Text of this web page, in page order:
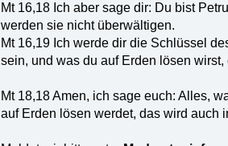
Mt 16,18 Ich aber sage dir: Du bist
werden sie nicht überwältigen.
Mt 16,19 Ich werde dir die Schlüssel
sein, und was du auf Erden lösen
Mt 18,18 Amen, ich sage euch: Alles,
auf Erden lösen werdet, das wird auch